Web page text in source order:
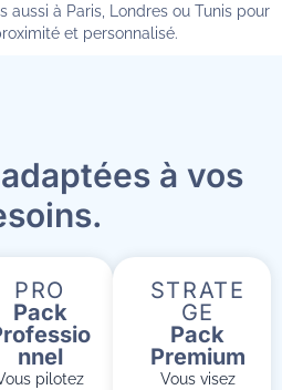
aussi à Paris, Londres ou Tunis pour
et personnalisé.
à vos
PRO
Pack
nnel
pilotez
STRATE
GE
Pack
Premium
Vous visez